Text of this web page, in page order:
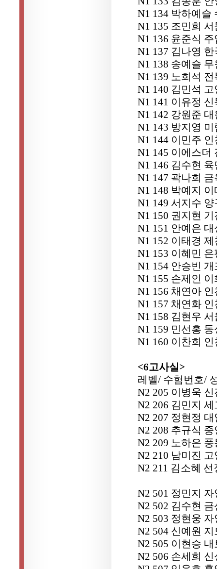
N1 134 박하예슬
N1 135 조민희
N1 136 윤준식
N1 137 김나영
N1 138 송예슬
N1 139 노희석
N1 140 김민석
N1 141 이유정
N1 142 강원준
N1 143 방지영
N1 144 이민주
N1 145 이에스더
N1 146 김수현
N1 147 곽나희
N1 148 박예지
N1 149 서지수
N1 150 권지현
N1 151 안예은
N1 152 이태경
N1 153 이혜민
N1 154 안승빈
N1 155 손제인
N1 156 채연아
N1 157 채연화
N1 158 김현우
N1 159 민선홍
N1 160 이찬희
<6고사실>
레벨/ 수험번호/
N2 205 이병욱
N2 206 김민지
N2 207 정현정
N2 208 추규식
N2 209 노하은
N2 210 남미진
N2 211 김소혜
N2 501 정민지
N2 502 김수현
N2 503 정현웅
N2 504 신예원
N2 505 이현승
N2 506 손세희